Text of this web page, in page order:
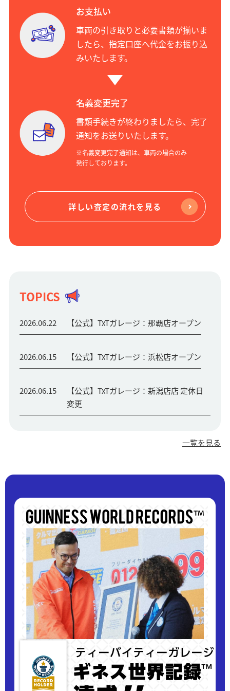
お支払い
車両の引き取りと必要書類が揃いま
したら、指定口座へ代金をお振り込
みいたします。
名義変更完了
書類手続きが終わりましたら、完了
通知をお送りいたします。
※名義変更完了通知は、車両の場合のみ
発行しております。
詳しい査定の流れを見る
TOPICS
2026.06.22 【公式】TxTガレージ：那覇店オープン
2026.06.15 【公式】TxTガレージ：浜松店オープン
2026.06.15
【公式】TxTガレージ：新潟店店 定休日
変更
一覧を見る